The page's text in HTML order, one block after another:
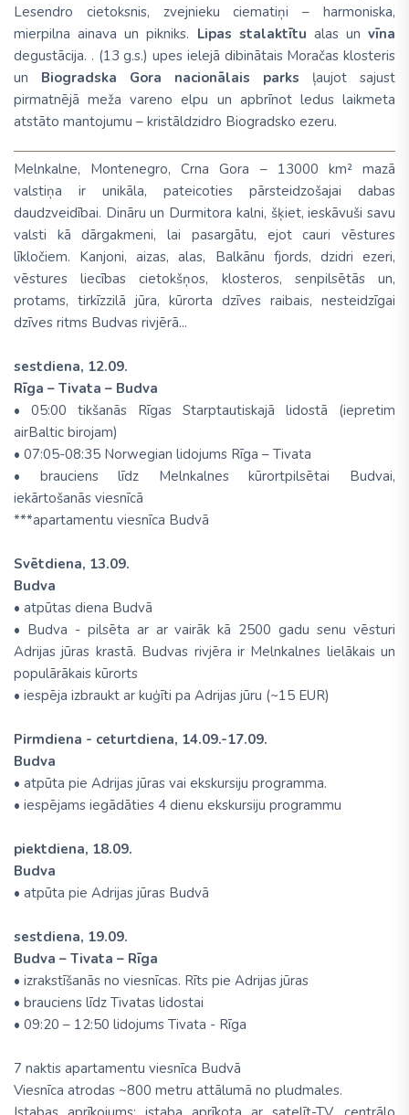
Lesendro cietoksnis, zvejnieku ciematiņi – harmoniska,
mierpilna ainava un pikniks. Lipas stalaktītu alas un vīna
degustācija. . (13 g.s.) upes ielejā dibinātais Moračas klosteris
un Biogradska Gora nacionālais parks ļaujot sajust
pirmatnējā meža vareno elpu un apbrīnot ledus laikmeta
atstāto mantojumu – kristāldzidro Biogradsko ezeru.
Melnkalne, Montenegro, Crna Gora – 13000 km² mazā
valstiņa ir unikāla, pateicoties pārsteidzošajai dabas
daudzveidībai. Dināru un Durmitora kalni, šķiet, ieskāvuši savu
valsti kā dārgakmeni, lai pasargātu, ejot cauri vēstures
līkločiem. Kanjoni, aizas, alas, Balkānu fjords, dzidri ezeri,
vēstures liecības cietokšņos, klosteros, senpilsētās un,
protams, tirkīzzilā jūra, kūrorta dzīves raibais, nesteidzīgai
dzīves ritms Budvas rivjērā...
sestdiena, 12.09.
Rīga – Tivata – Budva
• 05:00 tikšanās Rīgas Starptautiskajā lidostā (iepretim
airBaltic birojam)
• 07:05-08:35 Norwegian lidojums Rīga – Tivata
• brauciens līdz Melnkalnes kūrortpilsētai Budvai,
iekārtošanās viesnīcā
***apartamentu viesnīca Budvā
Svētdiena, 13.09.
Budva
• atpūtas diena Budvā
• Budva - pilsēta ar ar vairāk kā 2500 gadu senu vēsturi
Adrijas jūras krastā. Budvas rivjēra ir Melnkalnes lielākais un
populārākais kūrorts
• iespēja izbraukt ar kuģīti pa Adrijas jūru (~15 EUR)
Pirmdiena - ceturtdiena, 14.09.-17.09.
Budva
• atpūta pie Adrijas jūras vai ekskursiju programma.
• iespējams iegādāties 4 dienu ekskursiju programmu
piektdiena, 18.09.
Budva
• atpūta pie Adrijas jūras Budvā
sestdiena, 19.09.
Budva – Tivata – Rīga
• izrakstīšanās no viesnīcas. Rīts pie Adrijas jūras
• brauciens līdz Tivatas lidostai
• 09:20 – 12:50 lidojums Tivata - Rīga
7 naktis apartamentu viesnīca Budvā
Viesnīca atrodas ~800 metru attālumā no pludmales.